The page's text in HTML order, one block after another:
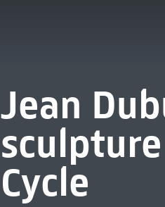
Jean
Cycle